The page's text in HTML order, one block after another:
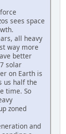
sees space
all heavy
way more
better
solar
on Earth is
us half the
time. So
zoned
and